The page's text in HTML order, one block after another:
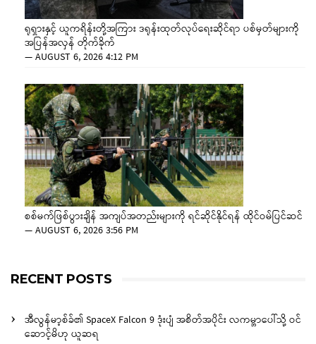
ရုရှားနှင့် ယူကရိန်းတို့အကြား ဒရုန်းထုတ်လုပ်ရေးဆိုင်ရာ ပစ်မှတ်များကို
အပြန်အလှန် တိုက်ခိုက်
—AUGUST 6, 2026 4:12 PM
စစ်မက်ဖြစ်ပွားချိန် အကျပ်အတည်းများကို ရင်ဆိုင်နိုင်ရန် ထိုင်ဝမ်ပြင်ဆင်
—AUGUST 6, 2026 3:56 PM
RECENT POSTS
အီလွန်မာ့စ်ခ်၏ SpaceX Falcon 9 ဒုံးပျံ အစိတ်အပိုင်း လကမ္ဘာပေါ်သို့ ဝင်
ဆောင့်မိဟု ယူဆရ